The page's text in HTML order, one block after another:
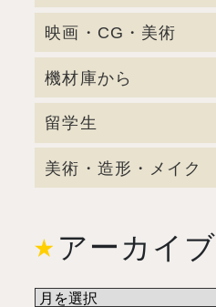
映画・CG・美術
機材庫から
留学生
美術・造形・メイク
アーカイブ